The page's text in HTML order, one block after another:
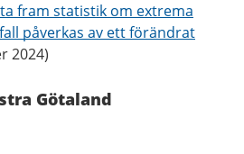
fram statistik om extrema
påverkas av ett förändrat
2024)
Götaland